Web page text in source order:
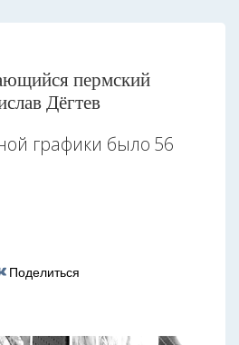
пермский
Дёгтев
графики было 56
Поделиться